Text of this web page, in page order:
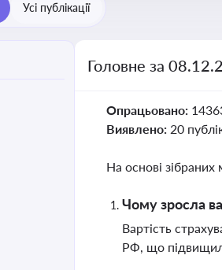
Усі публікації
Головне за
Опрацьовано:
Виявлено: 20
На основі зібраних
Чому зросла
Вартість
РФ, що